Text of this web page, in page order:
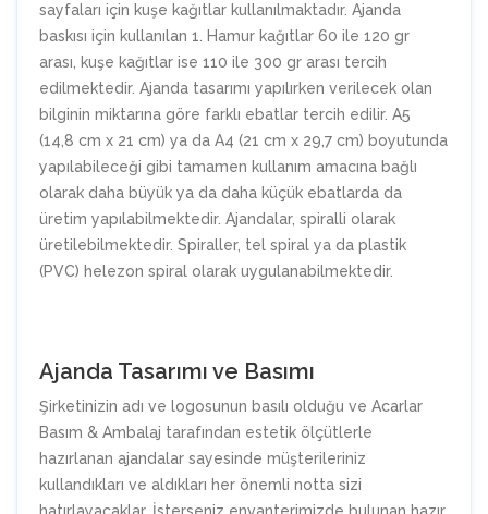
sayfaları için kuşe kağıtlar kullanılmaktadır. Ajanda
baskısı için kullanılan 1. Hamur kağıtlar 60 ile 120 gr
arası, kuşe kağıtlar ise 110 ile 300 gr arası tercih
edilmektedir. Ajanda tasarımı yapılırken verilecek olan
bilginin miktarına göre farklı ebatlar tercih edilir. A5
(14,8 cm x 21 cm) ya da A4 (21 cm x 29,7 cm) boyutunda
yapılabileceği gibi tamamen kullanım amacına bağlı
olarak daha büyük ya da daha küçük ebatlarda da
üretim yapılabilmektedir. Ajandalar, spiralli olarak
üretilebilmektedir. Spiraller, tel spiral ya da plastik
(PVC) helezon spiral olarak uygulanabilmektedir.
Ajanda Tasarımı ve Basımı
Şirketinizin adı ve logosunun basılı olduğu ve Acarlar
Basım & Ambalaj tarafından estetik ölçütlerle
hazırlanan ajandalar sayesinde müşterileriniz
kullandıkları ve aldıkları her önemli notta sizi